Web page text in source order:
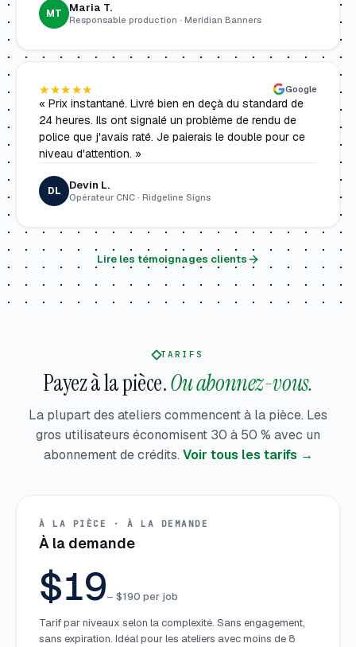
MT Maria T.
Responsable production · Meridian Banners
★★★★★ Google
« Prix instantané. Livré bien en deçà du standard de
24 heures. Ils ont signalé un problème de rendu de
police que j'avais raté. Je paierais le double pour ce
niveau d'attention. »
DL Devin L.
Opérateur CNC · Ridgeline Signs
Lire les témoignages clients
TARIFS
Payez à la pièce.Ou abonnez-vous.
La plupart des ateliers commencent à la pièce. Les
gros utilisateurs économisent 30 à 50 % avec un
abonnement de crédits. Voir tous les tarifs →
À LA PIÈCE · À LA DEMANDE
À la demande
$19– $190 per job
Tarif par niveaux selon la complexité. Sans engagement,
sans expiration. Idéal pour les ateliers avec moins de 8